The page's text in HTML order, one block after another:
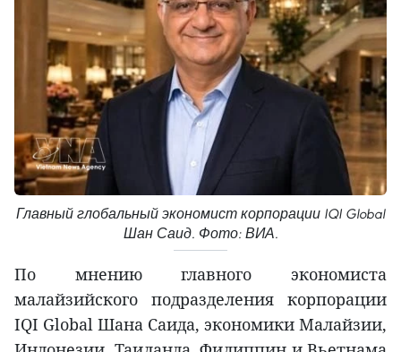
Главный глобальный экономист корпорации IQI Global
Шан Саид. Фото: ВИА.
По мнению главного экономиста
малайзийского подразделения корпорации
IQI Global Шана Саида, экономики Малайзии,